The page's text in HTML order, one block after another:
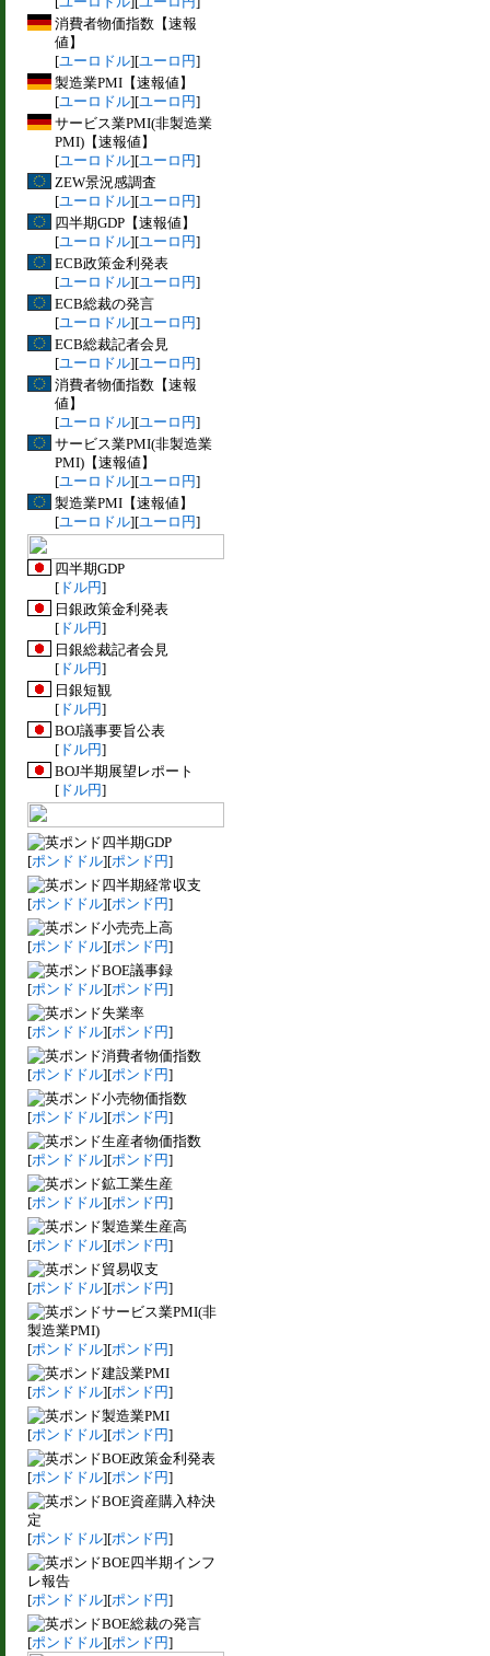
消費者物価指数【速報
値】
[ユーロドル][ユーロ円]
製造業PMI【速報値】
[ユーロドル][ユーロ円]
サービス業PMI(非製造業
PMI)【速報値】
[ユーロドル][ユーロ円]
ZEW景況感調査
[ユーロドル][ユーロ円]
四半期GDP【速報値】
[ユーロドル][ユーロ円]
ECB政策金利発表
[ユーロドル][ユーロ円]
ECB総裁の発言
[ユーロドル][ユーロ円]
ECB総裁記者会見
[ユーロドル][ユーロ円]
消費者物価指数【速報
値】
[ユーロドル][ユーロ円]
サービス業PMI(非製造業
PMI)【速報値】
[ユーロドル][ユーロ円]
製造業PMI【速報値】
[ユーロドル][ユーロ円]
四半期GDP
[ ドル円]
日銀政策金利発表
[ ドル円]
日銀総裁記者会見
[ ドル円]
日銀短観
[ ドル円]
BOJ議事要旨公表
[ ドル円]
BOJ半期展望レポート
[ ドル円]
四半期GDP
[ポンドドル][ポンド円]
四半期経常収支
[ポンドドル][ポンド円]
小売売上高
[ポンドドル][ポンド円]
BOE議事録
[ポンドドル][ポンド円]
失業率
[ポンドドル][ポンド円]
消費者物価指数
[ポンドドル][ポンド円]
小売物価指数
[ポンドドル][ポンド円]
生産者物価指数
[ポンドドル][ポンド円]
鉱工業生産
[ポンドドル][ポンド円]
製造業生産高
[ポンドドル][ポンド円]
貿易収支
[ポンドドル][ポンド円]
サービス業PMI(非
製造業PMI)
[ポンドドル][ポンド円]
建設業PMI
[ポンドドル][ポンド円]
製造業PMI
[ポンドドル][ポンド円]
BOE政策金利発表
[ポンドドル][ポンド円]
BOE資産購入枠決
定
[ポンドドル][ポンド円]
BOE四半期インフ
レ報告
[ポンドドル][ポンド円]
BOE総裁の発言
[ポンドドル][ポンド円]